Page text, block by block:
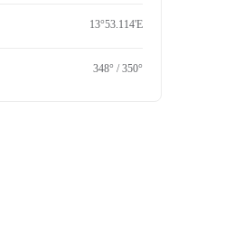
13°53.114'E
348° / 350°